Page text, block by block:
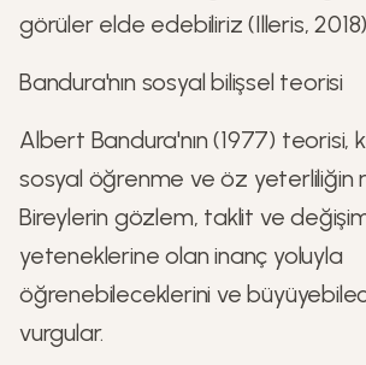
görüler elde edebiliriz (Illeris,
Bandura'nın sosyal bilişsel teorisi
Albert Bandura'nın (1977) teorisi,
sosyal öğrenme ve öz yeterliliğin
Bireylerin gözlem, taklit ve
yeteneklerine olan inanç yoluyla
öğrenebileceklerini ve
vurgular.